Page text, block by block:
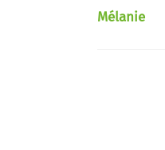
Mélanie